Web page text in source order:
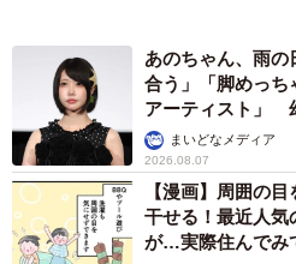
あのちゃん、雨
合う」「脚めっち
アーティスト」
まいどなメディア
2026.08.07
【漫画】周囲の
干せる！最近人
が…実際住んでみ